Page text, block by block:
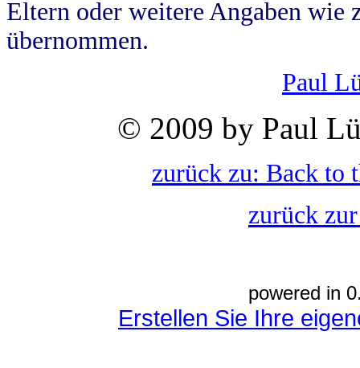
Eltern oder weitere Angaben wie
übernommen.
Paul
© 2009 by Paul
zurück zu: Back to
zurück
powered in
Erstellen Sie Ihre